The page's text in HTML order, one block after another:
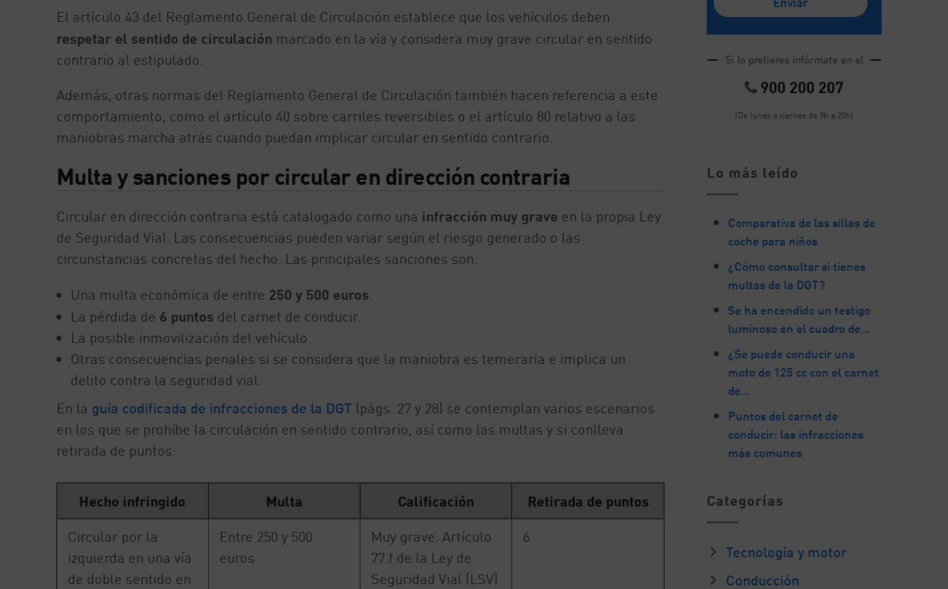
El artículo 43 del Reglamento General de Circulación establece que los vehículos deben
respetar el sentido de circulación marcado en la vía y considera muy grave circular en sentido
contrario al estipulado.
Además, otras normas del Reglamento General de Circulación también hacen referencia a este
comportamiento, como el artículo 40 sobre carriles reversibles o el artículo 80 relativo a las
maniobras marcha atrás cuando puedan implicar circular en sentido contrario.
Multa y sanciones por circular en dirección contraria
Circular en dirección contraria está catalogado como una infracción muy grave en la propia Ley
de Seguridad Vial. Las consecuencias pueden variar según el riesgo generado o las
circunstancias concretas del hecho. Las principales sanciones son:
Una multa económica de entre 250 y 500 euros.
La pérdida de 6 puntos del carnet de conducir.
La posible inmovilización del vehículo.
Otras consecuencias penales si se considera que la maniobra es temeraria e implica un
delito contra la seguridad vial.
En la guía codificada de infracciones de la DGT(págs. 27 y 28) se contemplan varios escenarios
en los que se prohíbe la circulación en sentido contrario, así como las multas y si conlleva
retirada de puntos:
Hecho infringido Multa Calificación Retirada de puntos
Circular por la
izquierda en una vía
de doble sentido en
Entre 250 y 500
euros
Muy grave. Artículo
77.f de la Ley de
Seguridad Vial (LSV)
6
Si lo prefieres infórmate en el
900 200 207
(De lunes a viernes de 9h a 20h)
Lo más leído
Comparativa de las sillas de
coche para niños
¿Cómo consultar si tienes
multas de la DGT?
Se ha encendido un testigo
luminoso en el cuadro de…
¿Se puede conducir una
moto de 125 cc con el carnet
de…
Puntos del carnet de
conducir: las infracciones
más comunes
Categorías
Tecnología y motor
Conducción